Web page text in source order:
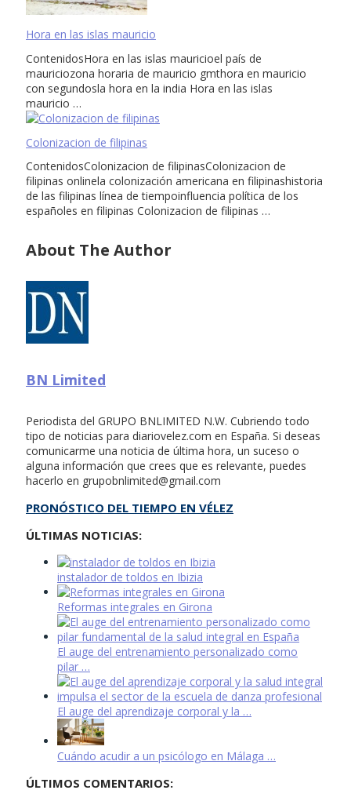
Hora en las islas mauricio
ContenidosHora en las islas mauricioel país de
mauriciozona horaria de mauricio gmthora en mauricio
con segundosla hora en la india Hora en las islas
mauricio …
Colonizacion de filipinas
ContenidosColonizacion de filipinasColonizacion de
filipinas onlinela colonización americana en filipinashistoria
de las filipinas línea de tiempoinfluencia política de los
españoles en filipinas Colonizacion de filipinas …
About The Author
BN Limited
Periodista del GRUPO BNLIMITED N.W. Cubriendo todo
tipo de noticias para diariovelez.com en España. Si deseas
comunicarme una noticia de última hora, un suceso o
alguna información que crees que es relevante, puedes
hacerlo en grupobnlimited@gmail.com
PRONÓSTICO DEL TIEMPO EN VÉLEZ
ÚLTIMAS NOTICIAS:
instalador de toldos en Ibizia
Reformas integrales en Girona
El auge del entrenamiento personalizado como
pilar …
El auge del aprendizaje corporal y la …
Cuándo acudir a un psicólogo en Málaga …
ÚLTIMOS COMENTARIOS: